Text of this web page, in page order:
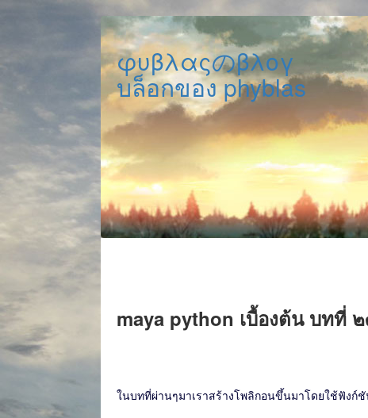
φυβλαςのβλογ
บล็อกของ phyblas
maya python เบื้องต้น บทที่
ในบทที่ผ่านๆมาเราสร้างโพลิกอนขึ้นมาโดยใช้ฟังก์